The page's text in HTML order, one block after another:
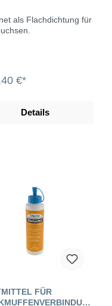
als Flachdichtung für
€*
Details
FÜR